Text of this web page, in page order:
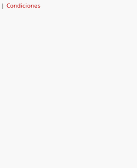
| Condiciones